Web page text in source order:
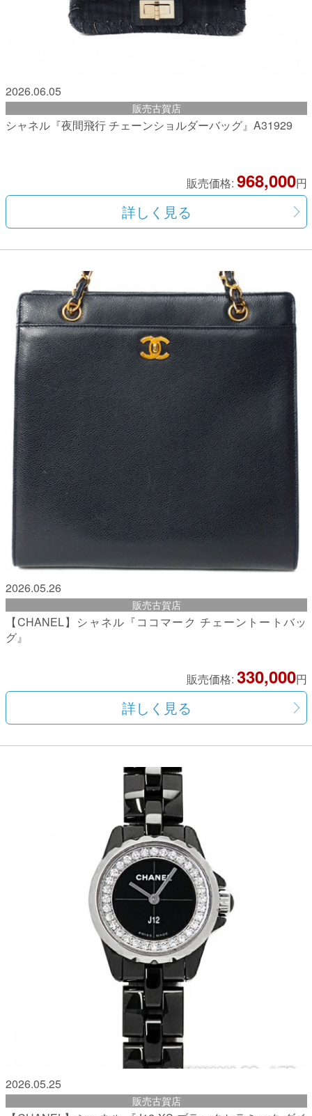
2026.06.05
販売古賀店
シャネル『夜間飛行 チェーンショルダーバッグ』A31929
販売価格: 968,000円
詳しく見る
2026.05.26
販売古賀店
【CHANEL】シャネル『ココマーク チェーントートバッ
グ』
販売価格: 330,000円
詳しく見る
2026.05.25
販売古賀店